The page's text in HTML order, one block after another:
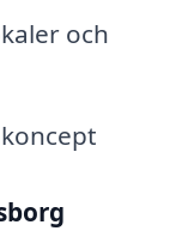
och